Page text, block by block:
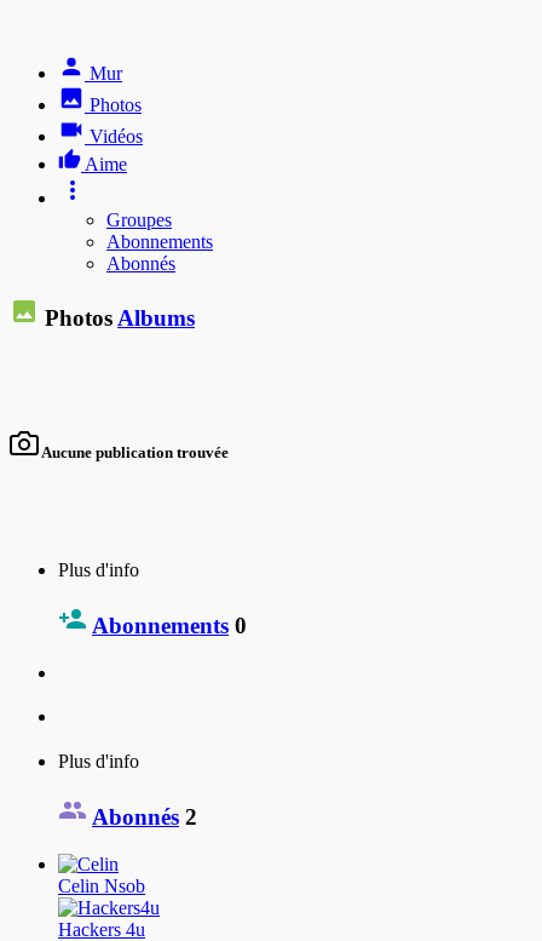
Mur
Photos
Vidéos
Aime
Groupes
Abonnements
Abonnés
PhotosAlbums
Aucune publication trouvée
Plus d'info
Abonnements 0
Plus d'info
Abonnés 2
Celin Nsob
Hackers 4u